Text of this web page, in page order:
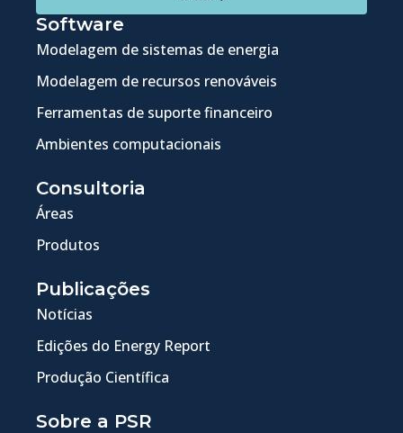
Software
Modelagem de sistemas de energia
Modelagem de recursos renováveis
Ferramentas de suporte financeiro
Ambientes computacionais
Consultoria
Áreas
Produtos
Publicações
Notícias
Edições do Energy Report
Produção Científica
Sobre a PSR